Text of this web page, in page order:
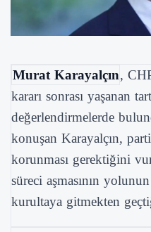
Murat Karayalçın,
kararı sonrası yaşanan
değerlendirmelerde
konuşan Karayalçın,
korunması gerektiğini
süreci aşmasının yolunun
kurultaya gitmekten